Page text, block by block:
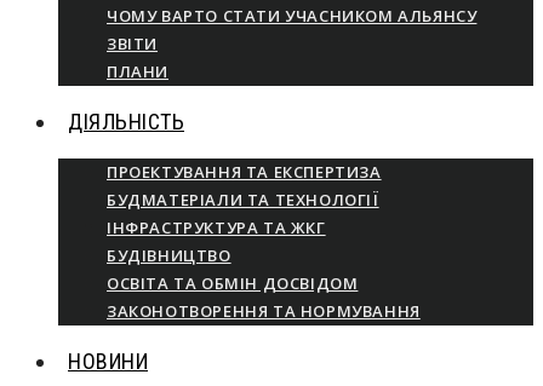
ЧОМУ ВАРТО СТАТИ УЧАСНИКОМ АЛЬЯНСУ
ЗВІТИ
ПЛАНИ
ДІЯЛЬНІСТЬ
ПРОЕКТУВАННЯ ТА ЕКСПЕРТИЗА
БУДМАТЕРІАЛИ ТА ТЕХНОЛОГІЇ
ІНФРАСТРУКТУРА ТА ЖКГ
БУДІВНИЦТВО
ОСВІТА ТА ОБМІН ДОСВІДОМ
ЗАКОНОТВОРЕННЯ ТА НОРМУВАННЯ
НОВИНИ